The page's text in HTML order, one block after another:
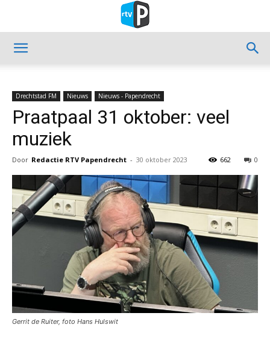
Drechtstad FM Nieuws Nieuws - Papendrecht
Praatpaal 31 oktober: veel
muziek
Door Redactie RTV Papendrecht - 30 oktober 2023 0
662
Gerrit de Ruiter, foto Hans Hulswit